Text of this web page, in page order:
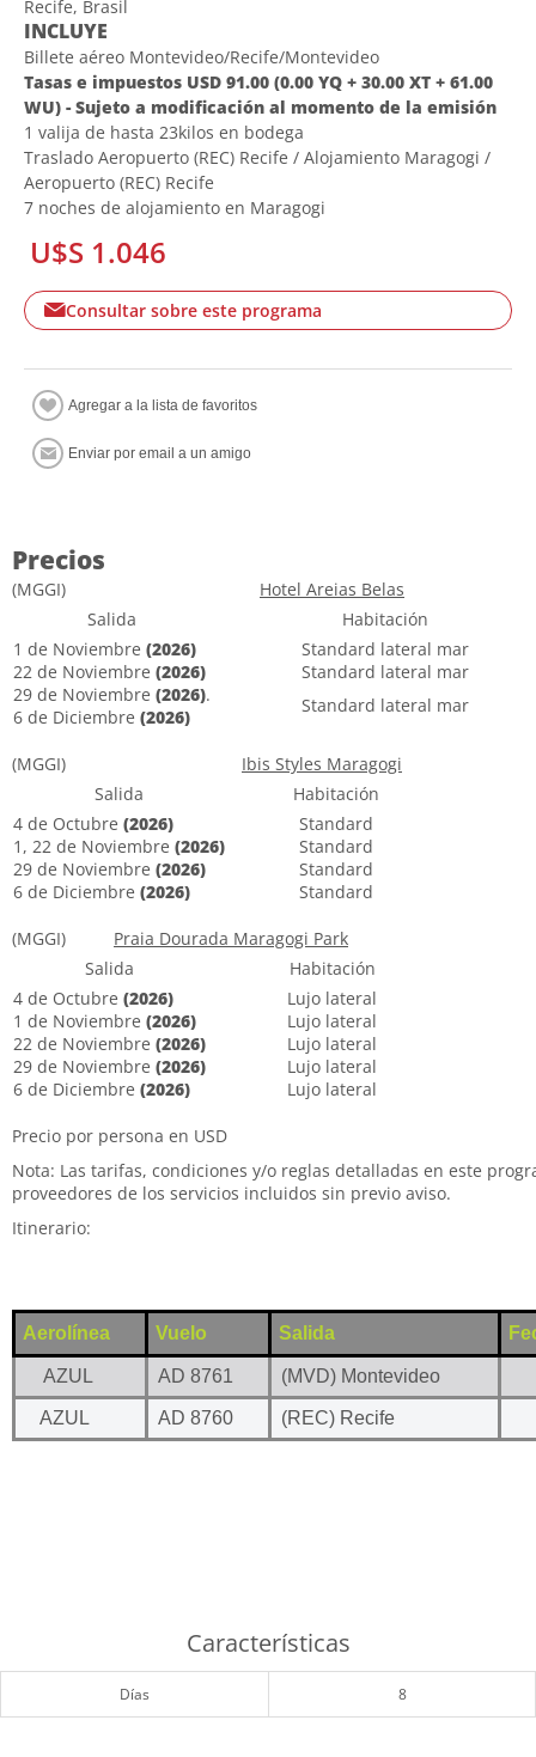
Recife, Brasil
INCLUYE
Billete aéreo Montevideo/Recife/Montevideo
Tasas e impuestos USD 91.00 (0.00 YQ + 30.00 XT + 61.00
WU) - Sujeto a modificación al momento de la emisión
1 valija de hasta 23kilos en bodega
Traslado Aeropuerto (REC) Recife / Alojamiento Maragogi /
Aeropuerto (REC) Recife
7 noches de alojamiento en Maragogi
U$S 1.046
Consultar sobre este programa
Precios
(MGGI)
Hotel Areias Belas
Salida
Habitación
1 de Noviembre (2026)
Standard lateral mar
22 de Noviembre (2026)
Standard lateral mar
29 de Noviembre (2026).
6 de Diciembre (2026)
Standard lateral mar
(MGGI)
Ibis Styles Maragogi
Salida
Habitación
4 de Octubre (2026)
Standard
1, 22 de Noviembre (2026)
Standard
29 de Noviembre (2026)
Standard
6 de Diciembre (2026) Standard
(MGGI)
Praia Dourada Maragogi Park
Salida
Habitación
4 de Octubre (2026)
Lujo lateral
1 de Noviembre (2026)
Lujo lateral
22 de Noviembre (2026)
Lujo lateral
29 de Noviembre (2026)
Lujo lateral
6 de Diciembre (2026) Lujo lateral
Precio por persona en USD
Nota: Las tarifas, condiciones y/o reglas detalladas en este
proveedores de los servicios incluidos sin previo aviso.
Itinerario:
Aerolínea Vuelo Salida
AZUL AD 8761 (MVD) Montevideo
AZUL AD 8760 (REC) Recife
Características
Días 8